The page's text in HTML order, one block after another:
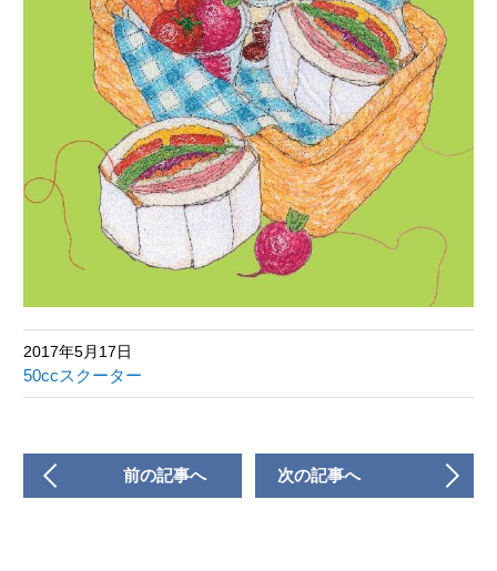
2017年5月17日
50ccスクーター
前の記事へ 次の記事へ